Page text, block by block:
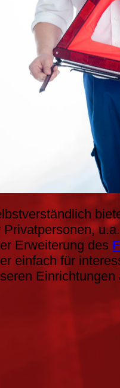
Privatpersonen,
Erweiterung des
einfach für
Einrichtungen